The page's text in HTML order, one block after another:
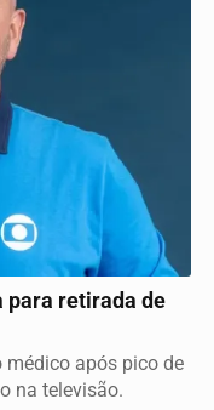
para retirada de
após pico de
na televisão.